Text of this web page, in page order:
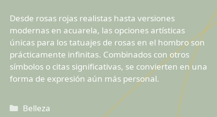
Desde rosas rojas realistas hasta versiones
modernas en acuarela, las opciones artísticas
únicas para los tatuajes de rosas en el hombro son
prácticamente infinitas. Combinados con otros
símbolos o citas significativas, se convierten en una
forma de expresión aún más personal.
Categorías
Belleza